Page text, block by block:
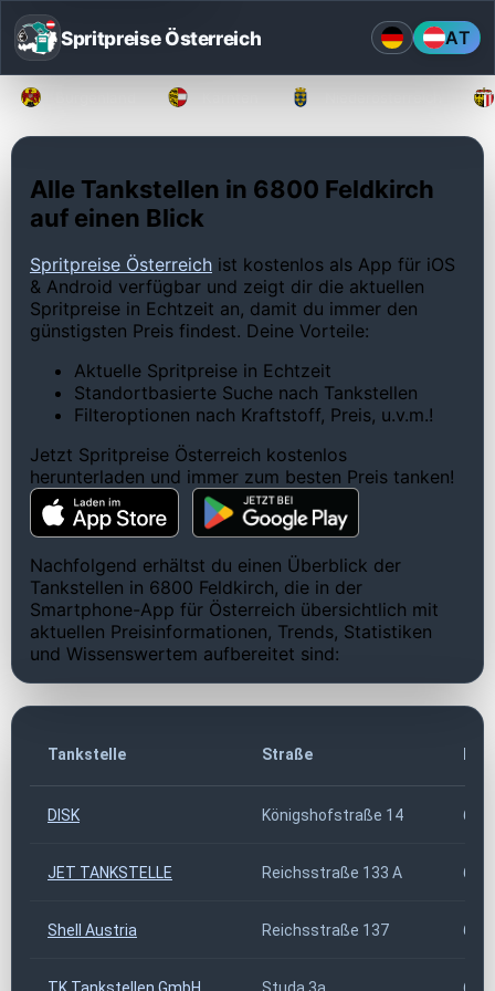
Spritpreise Österreich AT
Alle Tankstellen in 6800 Feldkirch
auf einen Blick
Spritpreise Österreich ist kostenlos als App für iOS
& Android verfügbar und zeigt dir die aktuellen
Spritpreise in Echtzeit an, damit du immer den
günstigsten Preis findest. Deine Vorteile:
Aktuelle Spritpreise in Echtzeit
Standortbasierte Suche nach Tankstellen
Filteroptionen nach Kraftstoff, Preis, u.v.m.!
Jetzt Spritpreise Österreich kostenlos
herunterladen und immer zum besten Preis tanken!
Nachfolgend erhältst du einen Überblick der
Tankstellen in 6800 Feldkirch, die in der
Smartphone-App für Österreich übersichtlich mit
aktuellen Preisinformationen, Trends, Statistiken
und Wissenswertem aufbereitet sind:
Tankstelle Straße
DISK Königshofstraße 14
JET TANKSTELLE Reichsstraße 133 A
Shell Austria Reichsstraße 137
TK Tankstellen GmbH Studa 3a